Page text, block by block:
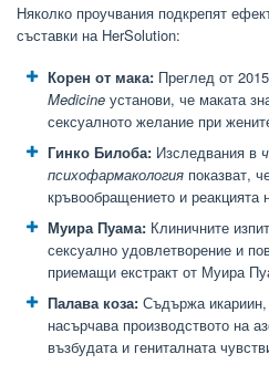
Няколко проучвания подкрепят
съставки на HerSolution:
Корен от мака: Преглед от
Medicine установи, че маката
сексуалното желание при
Гинко Билоба: Изследвания в
психофармакология показват,
кръвообращението и реакцията
Муира Пуама: Клиничните
сексуално удовлетворение и
приемащи екстракт от Муира
Палава коза: Съдържа
насърчава производството на
възбудата и гениталната